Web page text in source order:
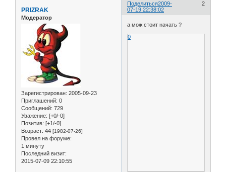
Поделиться 2
2009-
07-19 22:38:02
PRIZRAK
Модератор
Зарегистрирован: 2005-09-23
Приглашений: 0
Сообщений: 729
Уважение: [+0/-0]
Позитив: [+1/-0]
Возраст: 44 [1982-07-26]
Провел на форуме:
1 минуту
Последний визит:
2015-07-09 22:10:55
а мож стоит начать ?
0